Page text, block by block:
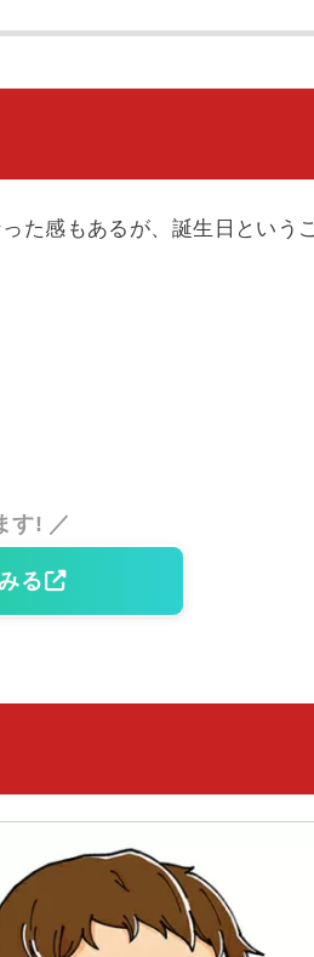
た感もあるが、誕生日というこ
す! ／
る